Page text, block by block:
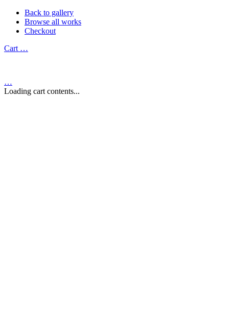
Back to gallery
Browse all works
Checkout
Cart …
…
Loading cart contents...